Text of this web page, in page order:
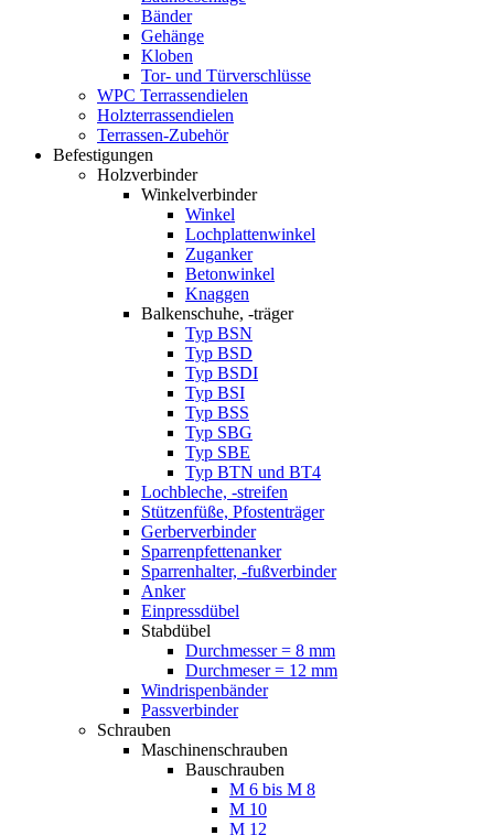
Bänder
Gehänge
Kloben
Tor- und Türverschlüsse
WPC Terrassendielen
Holzterrassendielen
Terrassen-Zubehör
Befestigungen
Holzverbinder
Winkelverbinder
Winkel
Lochplattenwinkel
Zuganker
Betonwinkel
Knaggen
Balkenschuhe, -träger
Typ BSN
Typ BSD
Typ BSDI
Typ BSI
Typ BSS
Typ SBG
Typ SBE
Typ BTN und BT4
Lochbleche, -streifen
Stützenfüße, Pfostenträger
Gerberverbinder
Sparrenpfettenanker
Sparrenhalter, -fußverbinder
Anker
Einpressdübel
Stabdübel
Durchmesser = 8 mm
Durchmeser = 12 mm
Windrispenbänder
Passverbinder
Schrauben
Maschinenschrauben
Bauschrauben
M 6 bis M 8
M 10
M 12